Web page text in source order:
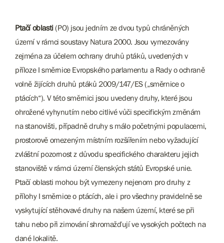
Ptačí oblasti(PO) jsou jedním ze dvou typů chráněných
území v rámci soustavy Natura 2000. Jsou vymezovány
zejména za účelem ochrany druhů ptáků, uvedených v
příloze I směrnice Evropského parlamentu a Rady o ochraně
volně žijících druhů ptáků 2009/147/ES („směrnice o
ptácích“). V této směrnici jsou uvedeny druhy, které jsou
ohrožené vyhynutím nebo citlivé vůči specifickým změnám
na stanovišti, případně druhy s málo početnými populacemi,
prostorově omezeným místním rozšířením nebo vyžadující
zvláštní pozornost z důvodu specifického charakteru jejich
stanoviště v rámci území členských států Evropské unie.
Ptačí oblasti mohou být vymezeny nejenom pro druhy z
přílohy I směrnice o ptácích, ale i pro všechny pravidelně se
vyskytující stěhovavé druhy na našem území, které se při
tahu nebo při zimování shromažďují ve vysokých počtech na
dané lokalitě.